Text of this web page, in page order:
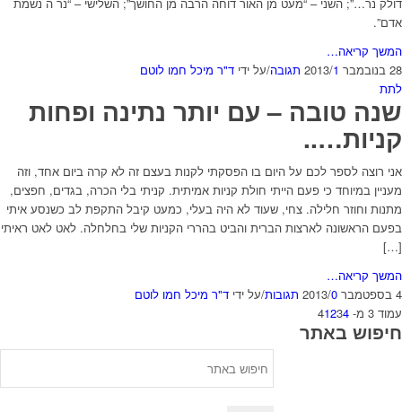
אדם”.
המשך קריאה…
28 בנובמבר 2013
/1 תגובה /על ידי ד"ר מיכל חמו לוטם
לתת
שנה טובה – עם יותר נתינה ופחות
קניות…..
אני רוצה לספר לכם על היום בו הפסקתי לקנות בעצם זה לא קרה ביום אחד, וזה
מעניין במיוחד כי פעם הייתי חולת קניות אמיתית. קניתי בלי הכרה, בגדים, חפצים,
מתנות וחוזר חלילה. צחי, שעוד לא היה בעלי, כמעט קיבל התקפת לב כשנסע איתי
בפעם הראשונה לארצות הברית והביט בהררי הקניות שלי בחלחלה. לאט לאט ראיתי
[…]
המשך קריאה…
4 בספטמבר 2013
/0 תגובות /על ידי ד"ר מיכל חמו לוטם
עמוד 3 מ- 4
1234
חיפוש באתר